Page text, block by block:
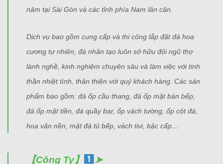
năm tại Sài Gòn và các tỉnh phía Nam lân cận.
Dịch vụ bao gồm cung cấp và thi công lắp đặt đá hoa
cương tự nhiên, đá nhân tạo luôn sở hữu đội ngũ thợ
lành nghề, kinh nghiệm chuyên sâu và làm việc với tinh
thần nhiệt tình, thân thiện với quý khách hàng. Các sản
phẩm bao gồm: đá ốp cầu thang, đá ốp mặt bàn bếp,
đá ốp mặt tiền, đá quầy bar, ốp vách tường, ốp cột đá,
hoa văn nền, mặt đá tủ bếp, vách tivi, bậc cấp…
【Công Ty】
➤